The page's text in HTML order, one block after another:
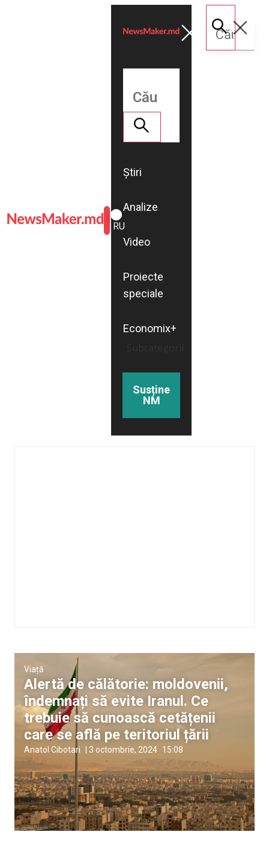
ROMÂNĂ
RU
Știri
Analize
Video
Proiecte
speciale
Economix+
Susține
NM
Viață
Alertă de călătorie: moldovenii,
îndemnați să evite Iranul. Ce
trebuie să cunoască cetățenii
care se află pe teritoriul țării
Anatol Cibotari 3 octombrie, 2024 15:08